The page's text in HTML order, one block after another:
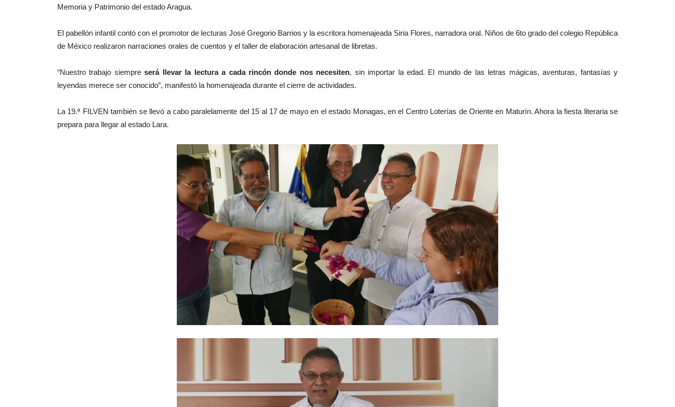
Memoria y Patrimonio del estado Aragua.
El pabellón infantil contó con el promotor de lecturas José Gregorio Barrios y la escritora homenajeada Siria Flores, narradora oral. Niños de 6to grado del colegio República
de México realizaron narraciones orales de cuentos y el taller de elaboración artesanal de libretas.
“Nuestro trabajo siempreserá llevar la lectura a cada rincón donde nos necesiten, sin importar la edad. El mundo de las letras mágicas, aventuras, fantasías y
leyendas merece ser conocido”, manifestó la homenajeada durante el cierre de actividades.
La 19.ª FILVEN también se llevó a cabo paralelamente del 15 al 17 de mayo en el estado Monagas, en el Centro Loterías de Oriente en Maturín. Ahora la fiesta literaria se
prepara para llegar al estado Lara.